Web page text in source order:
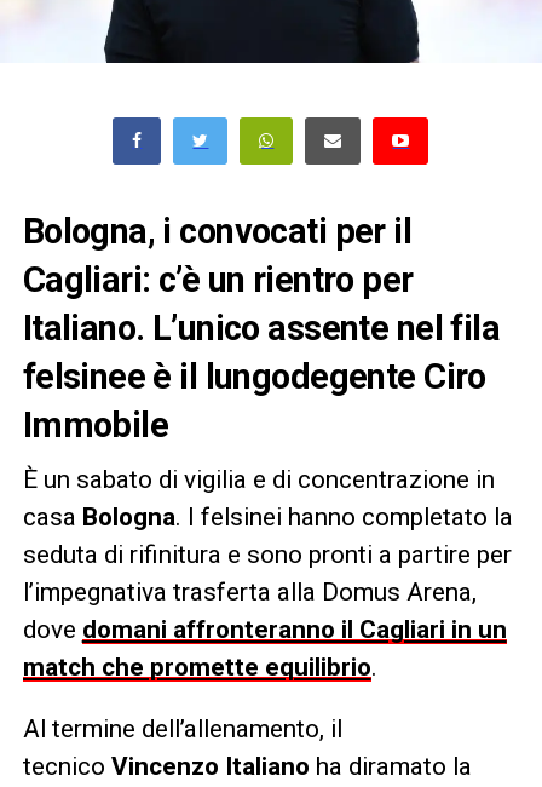
Bologna, i convocati per il
Cagliari: c’è un rientro per
Italiano. L’unico assente nel fila
felsinee è il lungodegente Ciro
Immobile
È un sabato di vigilia e di concentrazione in
casa Bologna. I felsinei hanno completato la
seduta di rifinitura e sono pronti a partire per
l’impegnativa trasferta alla Domus Arena,
dove domani affronteranno il Cagliari in un
match che promette equilibrio.
Al termine dell’allenamento, il
tecnico Vincenzo Italiano ha diramato la